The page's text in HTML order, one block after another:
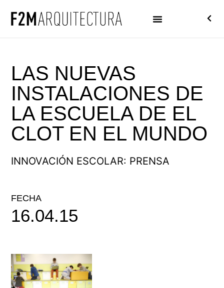
LAS NUEVAS
INSTALACIONES DE
LA ESCUELA DE EL
CLOT EN EL MUNDO
INNOVACIÓN ESCOLAR: PRENSA
FECHA
16.04.15